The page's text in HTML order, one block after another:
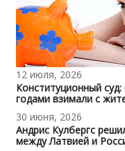
12 июля, 2026
Конституционный
годами взимали с
30 июня, 2026
Андрис Кулбергс
между Латвией и